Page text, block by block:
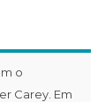
o
Carey. Em